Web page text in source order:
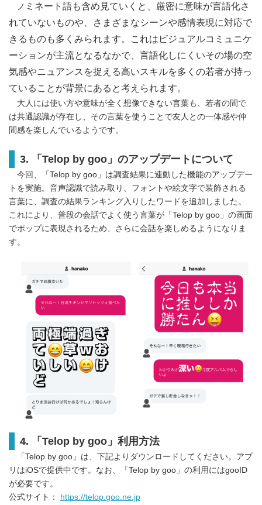
ノ ミネート語も含め見ていくと、厳密に意味が言語化さ
れていないものや、さまざまなシーンや感情表現に対応で
きるものも多くみられます。これはビジュアルコミュニケ
ーションが主流となるなかで、言語化しにくいその場の空
気感やニュアンスを捉える高いスキルを多くの若者が持っ
ていることが背景にあると考えられます。
大人には使い方や意味が全く想像できない言葉も、若者の間で
は共通認識が存在し、その言葉を使うことで友人との一体感や仲
間感を楽しんでいるようです。
3. 「 Telop by goo」のアップデートについて
今回、「Telop by goo」は調査結果に連動した機能のアップデー
トを実施。音声認識で読み取り、フォントや絵文字で装飾される
言葉に、調査の結果ランキング入りしたワードを追加しました。
これにより、普段の会話でよく使う言葉が「Telop by goo」の画面
でポップに表現されるため、さらに会話を楽しめるようになりま
す。
4. 「 Telop by goo」 利用方法
「Telop by goo」は、下記よりダウンロードしてください。アプ
リはiOSで提供中です。なお、「Telop by goo」の利用にはgooID
が必要です。
公式サイト：
https://telop.goo.ne.jp